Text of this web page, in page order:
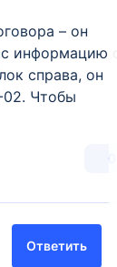
– он
информацию о
справа, он
02. Чтобы
0
Ответить